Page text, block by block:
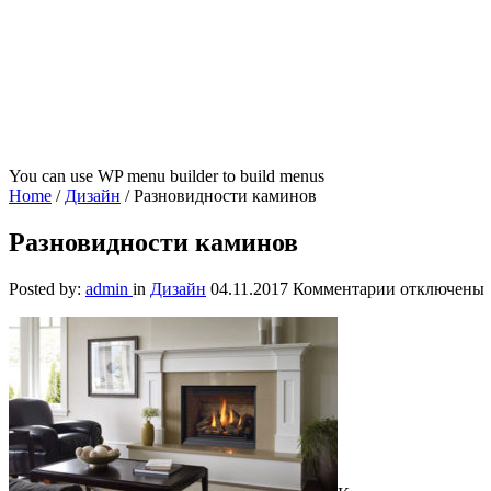
You can use WP menu builder to build menus
Home / Дизайн /Разновидности каминов
Разновидности каминов
Posted by: admin in Дизайн 04.11.2017 Комментарии котключены